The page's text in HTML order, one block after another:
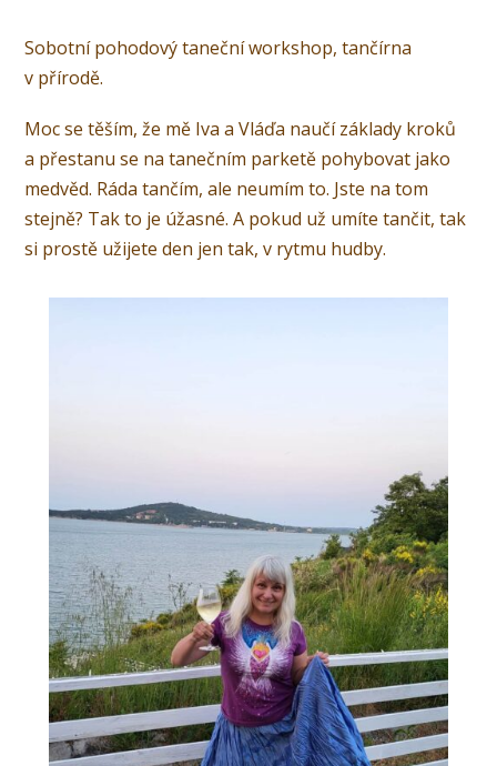
Sobotní pohodový taneční workshop, tančírna
v přírodě.
Moc se těším, že mě Iva a Vláďa naučí základy kroků
a přestanu se na tanečním parketě pohybovat jako
medvěd. Ráda tančím, ale neumím to. Jste na tom
stejně? Tak to je úžasné. A pokud už umíte tančit, tak
si prostě užijete den jen tak, v rytmu hudby.